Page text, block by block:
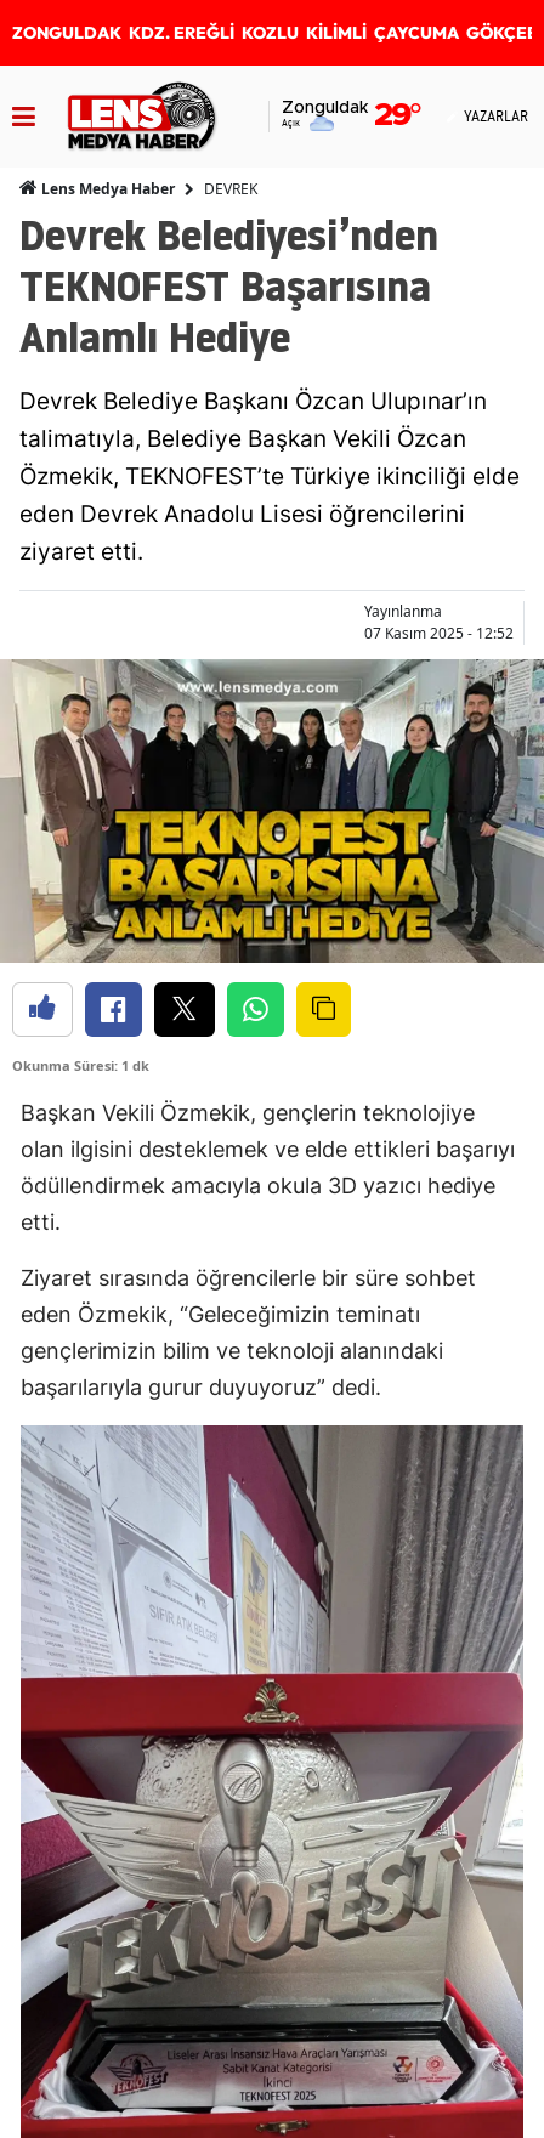
ZONGULDAK KDZ. EREĞLİ KOZLU KİLİMLİ ÇAYCUMA
Zonguldak
Açık 29° YAZARLAR
Lens Medya Haber DEVREK
Devrek Belediyesi’nden
TEKNOFEST Başarısına
Anlamlı Hediye
Devrek Belediye Başkanı Özcan Ulupınar’ın
talimatıyla, Belediye Başkan Vekili Özcan
Özmekik, TEKNOFEST’te Türkiye ikinciliği elde
eden Devrek Anadolu Lisesi öğrencilerini
ziyaret etti.
Yayınlanma
07 Kasım 2025 - 12:52
Okunma Süresi: 1 dk
Başkan Vekili Özmekik, gençlerin teknolojiye
olan ilgisini desteklemek ve elde ettikleri başarıyı
ödüllendirmek amacıyla okula 3D yazıcı hediye
etti.
Ziyaret sırasında öğrencilerle bir süre sohbet
eden Özmekik, “Geleceğimizin teminatı
gençlerimizin bilim ve teknoloji alanındaki
başarılarıyla gurur duyuyoruz” dedi.